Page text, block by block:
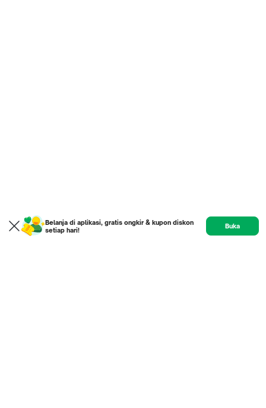
Belanja di aplikasi, gratis ongkir & kupon diskon
setiap hari!
Buka